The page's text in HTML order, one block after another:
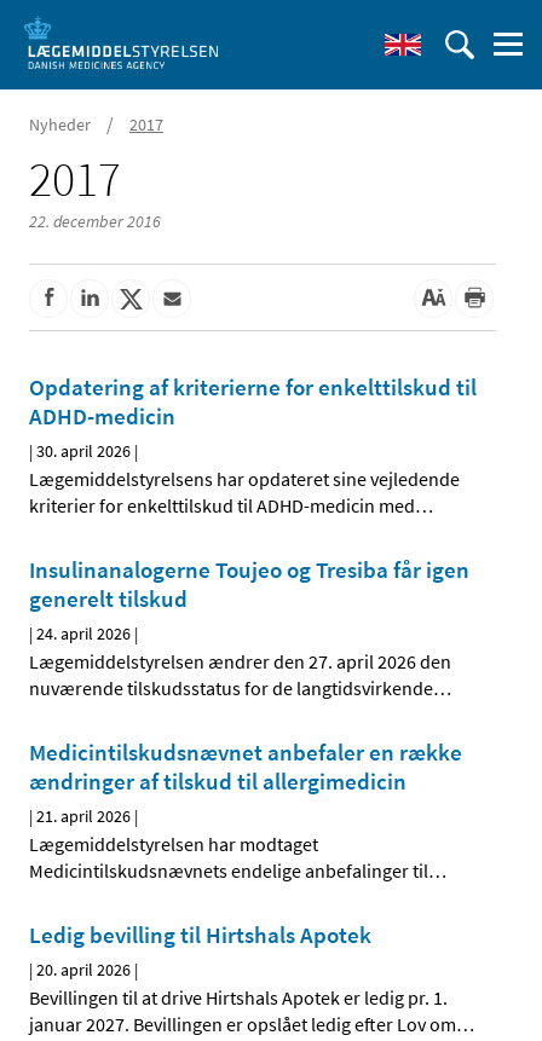
Nyheder / 2017
2017
22. december 2016
Opdatering af kriterierne for enkelttilskud til
ADHD-medicin
|30. april 2026 |
Lægemiddelstyrelsens har opdateret sine vejledende
kriterier for enkelttilskud til ADHD-medicin med…
Insulinanalogerne Toujeo og Tresiba får igen
generelt tilskud
|24. april 2026 |
Lægemiddelstyrelsen ændrer den 27. april 2026 den
nuværende tilskudsstatus for de langtidsvirkende…
Medicintilskudsnævnet anbefaler en række
ændringer af tilskud til allergimedicin
|21. april 2026 |
Lægemiddelstyrelsen har modtaget
Medicintilskudsnævnets endelige anbefalinger til…
Ledig bevilling til Hirtshals Apotek
|20. april 2026 |
Bevillingen til at drive Hirtshals Apotek er ledig pr. 1.
januar 2027. Bevillingen er opslået ledig efter Lov om…